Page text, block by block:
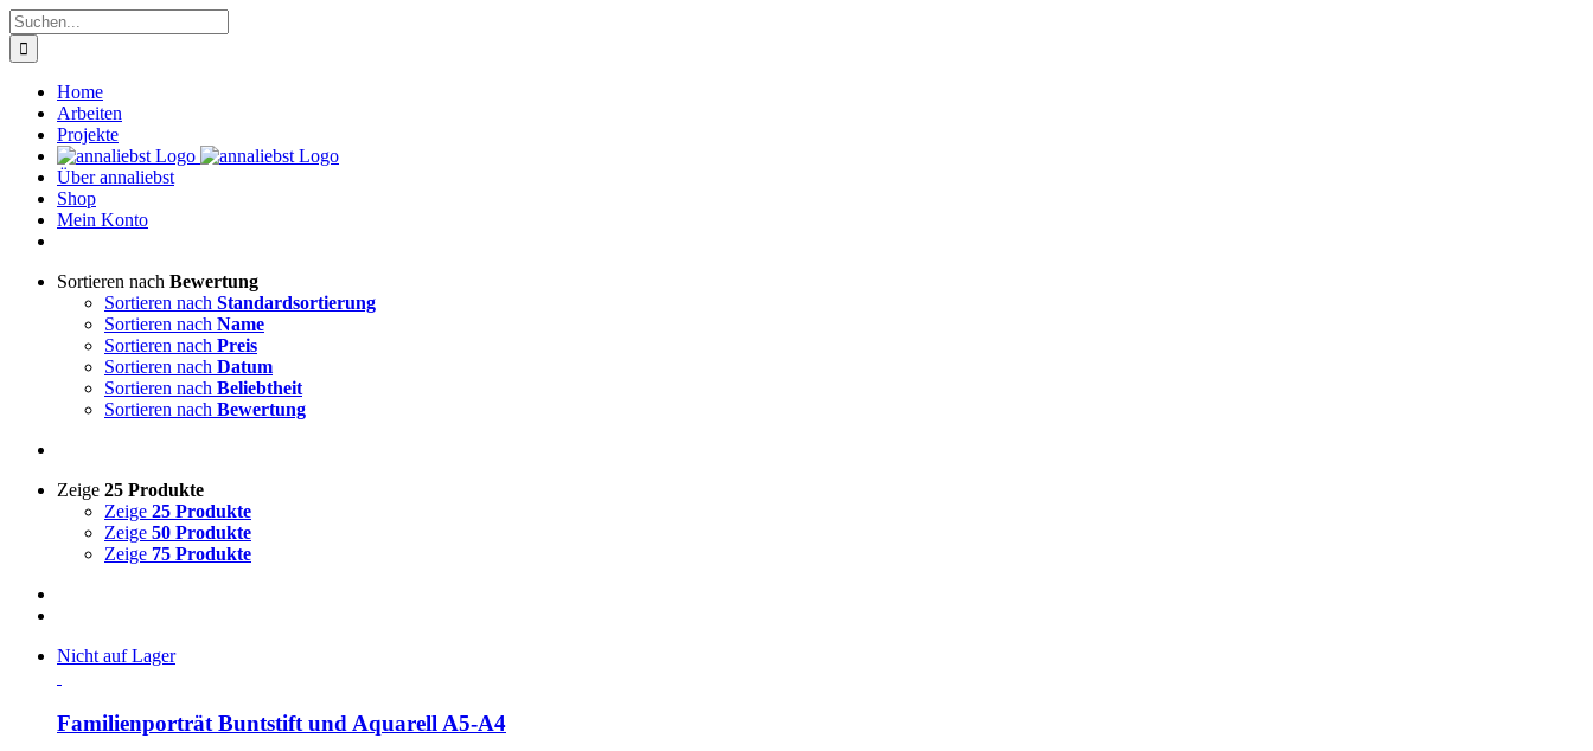
Zum
Inhalt
springen
Suche
nach:
Home
Arbeiten
Projekte
Über annaliebst
Shop
Mein Konto
Sortieren nach Bewertung
Sortieren nach Standardsortierung
Sortieren nach Name
Sortieren nach Preis
Sortieren nach Datum
Sortieren nach Beliebtheit
Sortieren nach Bewertung
Zeige 25 Produkte
Zeige 25 Produkte
Zeige 50 Produkte
Zeige 75 Produkte
Nicht auf Lager
Familienporträt Buntstift und Aquarell A5-A4